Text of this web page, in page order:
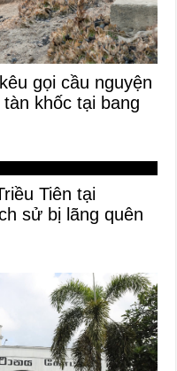
gọi cầu nguyện
khốc tại bang
Tiên tại
sử bị lãng quên